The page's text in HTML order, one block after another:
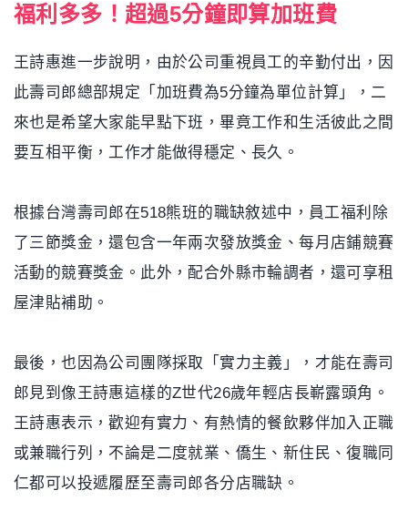
福利多多！超過5分鐘即算加班費
王詩惠進一步說明，由於公司重視員工的辛勤付出，因
此壽司郎總部規定「加班費為5分鐘為單位計算」，二
來也是希望大家能早點下班，畢竟工作和生活彼此之間
要互相平衡，工作才能做得穩定、長久。
根據台灣壽司郎在518熊班的職缺敘述中，員工福利除
了三節獎金，還包含一年兩次發放獎金、每月店鋪競賽
活動的競賽獎金。此外，配合外縣市輪調者，還可享租
屋津貼補助。
最後，也因為公司團隊採取「實力主義」，才能在壽司
郎見到像王詩惠這樣的Z世代26歲年輕店長嶄露頭角。
王詩惠表示，歡迎有實力、有熱情的餐飲夥伴加入正職
或兼職行列，不論是二度就業、僑生、新住民、復職同
仁都可以投遞履歷至壽司郎各分店職缺。